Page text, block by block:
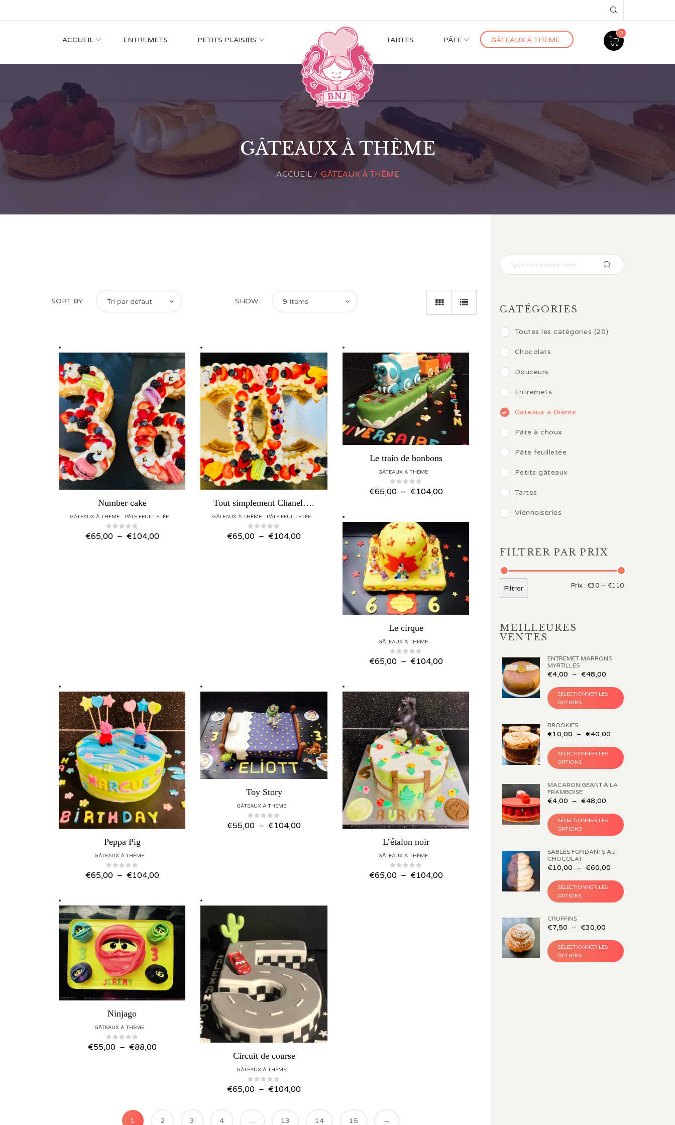
ACCUEIL ENTREMETS PETITS PLAISIRS TARTES PÂTE GÂTEAUX À THÈME
0
GÂTEAUX À THÈME
ACCUEIL GÂTEAUX À THÈME
SORT BY: Tri par défaut SHOW: 9 Items
Number cake
GÂTEAUX À THÈME PÂTE FEUILLETÉE
€65,00 – €104,00Plage de prix : €65,00 à €104,00
Tout simplement Chanel….
GÂTEAUX À THÈME PÂTE FEUILLETÉE
€65,00 – €104,00Plage de prix : €65,00 à €104,00
Le train de bonbons
GÂTEAUX À THÈME
€65,00 – €104,00Plage de prix : €65,00 à €104,00
Le cirque
GÂTEAUX À THÈME
€65,00 – €104,00Plage de prix : €65,00 à €104,00
Peppa Pig
GÂTEAUX À THÈME
€65,00 – €104,00Plage de prix : €65,00 à €104,00
Toy Story
GÂTEAUX À THÈME
€55,00 – €104,00Plage de prix : €55,00 à €104,00
L’étalon noir
GÂTEAUX À THÈME
€65,00 – €104,00Plage de prix : €65,00 à €104,00
Ninjago
GÂTEAUX À THÈME
€55,00 – €88,00Plage de prix : €55,00 à €88,00
Circuit de course
GÂTEAUX À THÈME
€65,00 – €104,00Plage de prix : €65,00 à €104,00
1 2 3 4 … 13 14 15 →
CATÉGORIES
Toutes les catégories (20)
Chocolats
Douceurs
Entremets
Gâteaux à thème
Pâte à choux
Pâte feuilletée
Petits gâteaux
Tartes
Viennoiseries
FILTRER PAR PRIX
Filtrer Prix : €30 — €110
MEILLEURES
VENTES
ENTREMET MARRONS
MYRTILLES
€4,00 – €48,00
SÉLECTIONNER LES
OPTIONS
BROOKIES
€10,00 – €40,00
SÉLECTIONNER LES
OPTIONS
MACARON GÉANT À LA
FRAMBOISE
€4,00 – €48,00
SÉLECTIONNER LES
OPTIONS
SABLÉS FONDANTS AU
CHOCOLAT
€10,00 – €60,00
SÉLECTIONNER LES
OPTIONS
CRUFFINS
€7,50 – €30,00
SÉLECTIONNER LES
OPTIONS